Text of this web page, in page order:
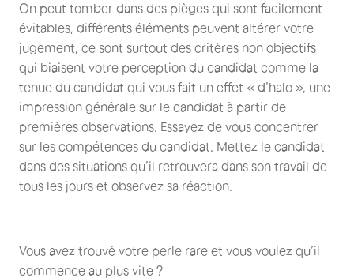
On peut tomber dans des pièges qui sont facilement
évitables, différents éléments peuvent altérer votre
jugement, ce sont surtout des critères non objectifs
qui biaisent votre perception du candidat comme la
tenue du candidat qui vous fait un effet « d’halo », une
impression générale sur le candidat à partir de
premières observations. Essayez de vous concentrer
sur les compétences du candidat. Mettez le candidat
dans des situations qu’il retrouvera dans son travail de
tous les jours et observez sa réaction.
Vous avez trouvé votre perle rare et vous voulez qu’il
commence au plus vite ?